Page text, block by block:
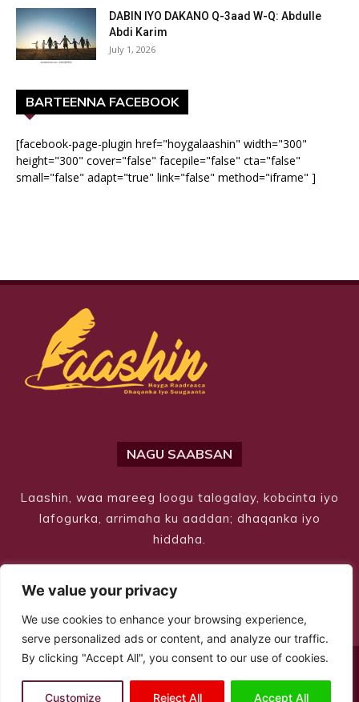
We value your privacy
We use cookies to enhance your browsing experience,
serve personalized ads or content, and analyze our traffic.
By clicking "Accept All", you consent to our use of cookies.
Customize Reject All Accept All
DABIN IYO DAKANO Q-3aad W-Q: Abdulle
Abdi Karim
July 1, 2026
BARTEENNA FACEBOOK
[facebook-page-plugin href="hoygalaashin" width="300"
height="300" cover="false" facepile="false" cta="false"
small="false" adapt="true" link="false" method="iframe" ]
NAGU SAABSAN
Laashin, waa mareeg loogu talogalay, kobcinta iyo
lafogurka, arrimaha ku aaddan; dhaqanka iyo
hiddaha.
© Copyright 2026 – Laashin. All Rights Reserved